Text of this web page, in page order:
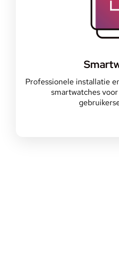
Professionele installatie
smartwatches